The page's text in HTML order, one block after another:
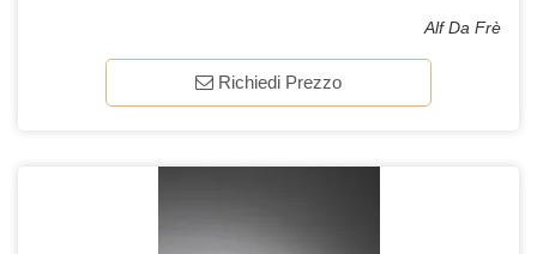
Alf Da Frè
Richiedi Prezzo